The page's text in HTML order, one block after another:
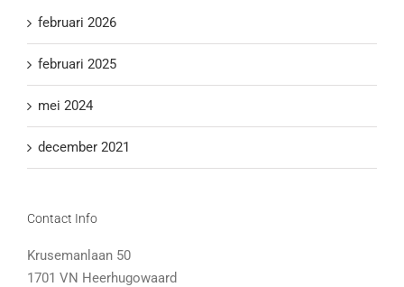
februari 2026
februari 2025
mei 2024
december 2021
Contact Info
Krusemanlaan 50
1701 VN Heerhugowaard